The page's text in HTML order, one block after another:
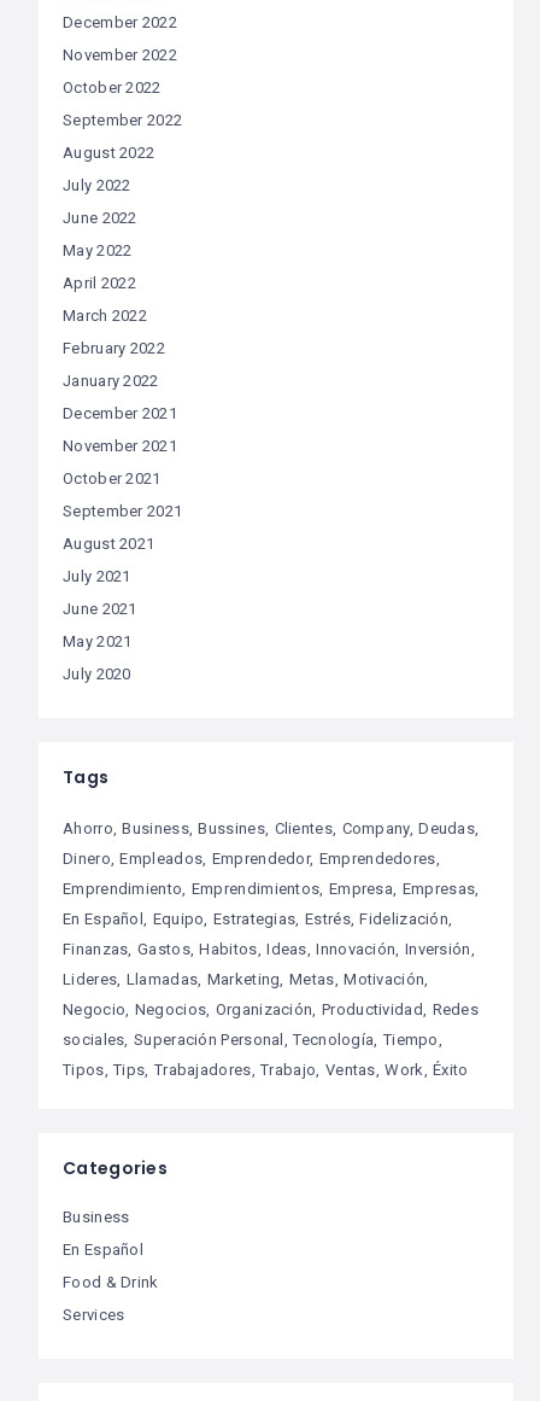
December 2022
November 2022
October 2022
September 2022
August 2022
July 2022
June 2022
May 2022
April 2022
March 2022
February 2022
January 2022
December 2021
November 2021
October 2021
September 2021
August 2021
July 2021
June 2021
May 2021
July 2020
Tags
Ahorro Business Bussines Clientes Company Deudas
Dinero Empleados Emprendedor Emprendedores
Emprendimiento Emprendimientos Empresa Empresas
En Español Equipo Estrategias Estrés Fidelización
Finanzas Gastos Habitos Ideas Innovación Inversión
Lideres Llamadas Marketing Metas Motivación
Negocio Negocios Organización Productividad Redes
sociales Superación Personal Tecnología Tiempo
Tipos Tips Trabajadores Trabajo Ventas Work Éxito
Categories
Business
En Español
Food & Drink
Services